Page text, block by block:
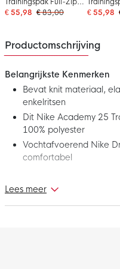
Kids Grijs Zwart Wit
€ 55,98 € 83,00
Kids
€ 55,98
Productomschrijving
Belangrijkste Kenmerken
Bevat knit materiaal,
enkelritsen
Dit Nike Academy 25
100% polyester
Vochtafvoerend Nike
comfortabel
Dit is het nieuwe Nike
Lees meer